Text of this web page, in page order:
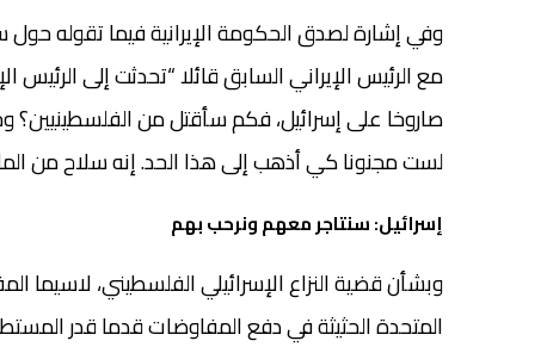
وفي إشارة لصدق الحكومة الإيرانية فيما تقوله
مع الرئيس الإيراني السابق قائلا “تحدثت إلى
صاروخا على إسرائيل، فكم سأقتل من الفلسطينيين؟
لست مجنونا كي أذهب إلى هذا الحد. إنه سلاح من
إسرائيل: سنتاجر معهم ونرحب بهم
وبشأن قضية النزاع الإسرائيلي الفلسطيني، لاسيما
المتحدة الحثيثة في دفع المفاوضات قدما قدر